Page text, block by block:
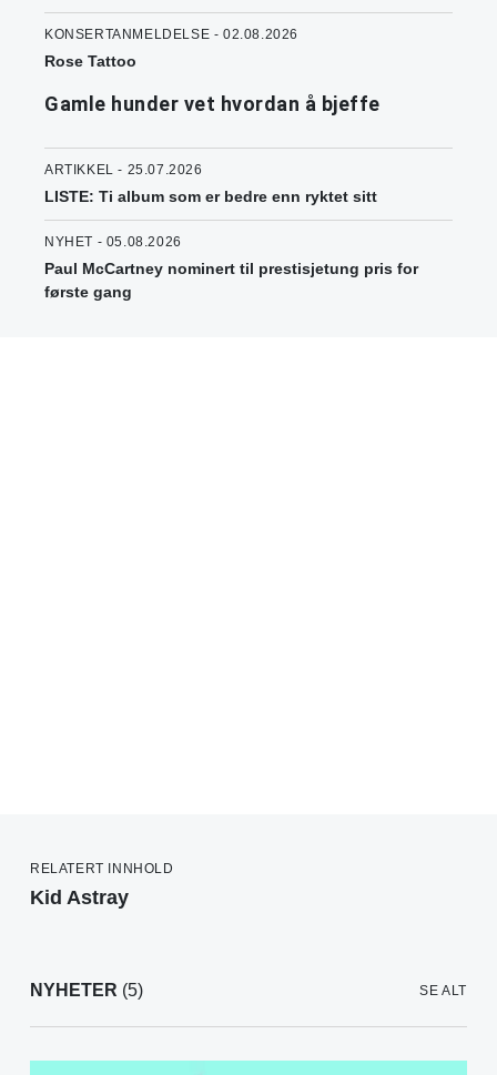
KONSERTANMELDELSE - 02.08.2026
Rose Tattoo
Gamle hunder vet hvordan å bjeffe
ARTIKKEL - 25.07.2026
LISTE: Ti album som er bedre enn ryktet sitt
NYHET - 05.08.2026
Paul McCartney nominert til prestisjetung pris for
første gang
RELATERT INNHOLD
Kid Astray
NYHETER (5) SE ALT